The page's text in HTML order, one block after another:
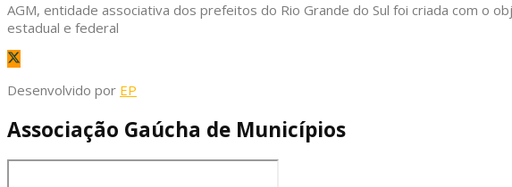
AGM, entidade associativa dos prefeitos do Rio Grande do Sul foi criada com o
estadual e federal
Desenvolvido por EP
Associação Gaúcha de Municípios